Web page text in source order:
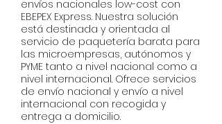
entero.
envíos nacionales low-cost con
EBEPEX Express. Nuestra solución
está destinada y orientada al
servicio de paquetería barata para
las microempresas, autónomos y
PYME tanto a nivel nacional como a
nivel internacional. Ofrece servicios
de envío nacional y envío a nivel
internacional con recogida y
entrega a domicilio.